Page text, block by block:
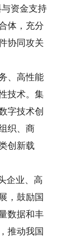
资金支持
体，充分
协同攻关
、高性能
技术。集
字技术创
织、商
创新载
企业、高
，鼓励国
数据和丰
推动我国